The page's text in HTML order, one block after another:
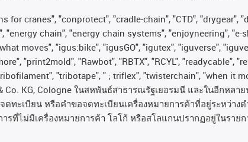
for cranes", "conprotect", "cradle-chain", "CTD", "drygear",
chain", "energy chain systems", "enjoyneering", "e-
moves", "igus:bike", "igusGO", "igutex", "iguverse",
"print2mold", "Rawbot", "RBTX", "RCYL", "readycable",
"tribotape", " ; triflex", "twisterchain", "when it
Co. KG, Cologneในสหพันธ์สาธารณรัฐเยอรมนี และในอีกหลาย
ดทะเบียน หรือคำขอจดทะเบียนเครื่องหมายการค้าที่อยู่ระหว่างด
ารที่ไม่มีเครื่องหมายการค้า โลโก้ หรือสโลแกนปรากฏอยู่ในราย